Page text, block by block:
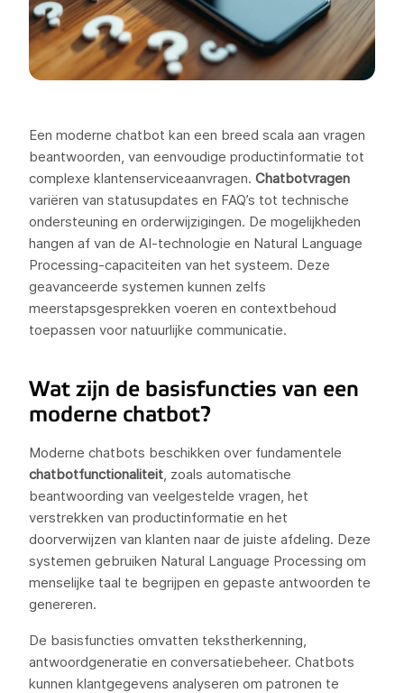
Een moderne chatbot kan een breed scala aan vragen
beantwoorden, van eenvoudige productinformatie tot
complexe klantenserviceaanvragen. Chatbotvragen
variëren van statusupdates en FAQ’s tot technische
ondersteuning en orderwijzigingen. De mogelijkheden
hangen af van de AI-technologie en Natural Language
Processing-capaciteiten van het systeem. Deze
geavanceerde systemen kunnen zelfs
meerstapsgesprekken voeren en contextbehoud
toepassen voor natuurlijke communicatie.
Wat zijn de basisfuncties van een
moderne chatbot?
Moderne chatbots beschikken over fundamentele
chatbotfunctionaliteit, zoals automatische
beantwoording van veelgestelde vragen, het
verstrekken van productinformatie en het
doorverwijzen van klanten naar de juiste afdeling. Deze
systemen gebruiken Natural Language Processing om
menselijke taal te begrijpen en gepaste antwoorden te
genereren.
De basisfuncties omvatten tekstherkenning,
antwoordgeneratie en conversatiebeheer. Chatbots
kunnen klantgegevens analyseren om patronen te